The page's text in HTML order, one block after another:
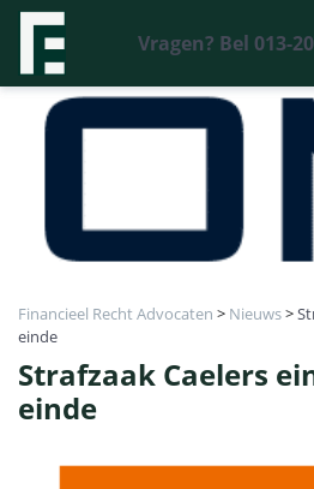
Vragen? Bel 013-
Financieel Recht Advocaten > Nieuws>
einde
Strafzaak Caelers
einde